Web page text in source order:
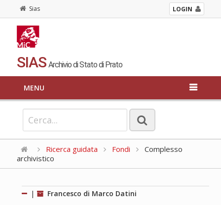
Sias LOGIN
SIAS Archivio di Stato di Prato
MENU
Ricerca guidata Fondi
Complesso
archivistico
| Francesco di Marco Datini